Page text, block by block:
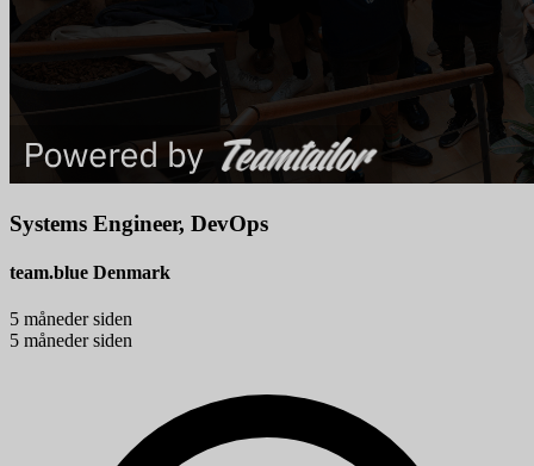
Systems Engineer, DevOps
team.blue Denmark
5 måneder siden
5 måneder siden